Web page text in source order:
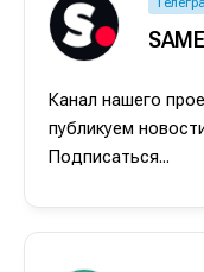
Канал нашего
публикуем
Подписаться...